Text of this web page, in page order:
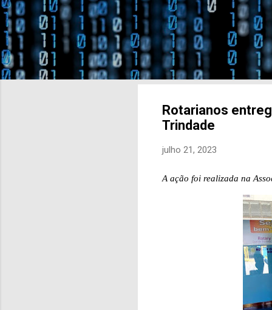
Rotarianos
Trindade
julho 21, 2023
A ação foi realizada na